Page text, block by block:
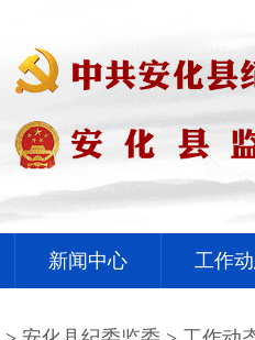
新闻中心 工作